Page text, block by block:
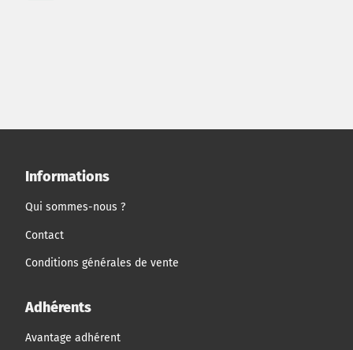
exergue l'évolution du modèle d'affaire du groupe
SWOT de l'entreprise ainsi qu'une analyse de la
monétisation des flux et extrapolera ses conclusions
pour en extraire des implications managériales...
Informations
Qui sommes-nous ?
Contact
Conditions générales de vente
Adhérents
Avantage adhérent